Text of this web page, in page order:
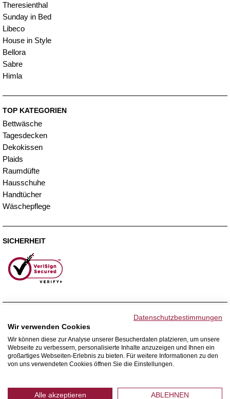
Theresienthal
Sunday in Bed
Libeco
House in Style
Bellora
Sabre
Himla
TOP KATEGORIEN
Bettwäsche
Tagesdecken
Dekokissen
Plaids
Raumdüfte
Hausschuhe
Handtücher
Wäschepflege
SICHERHEIT
WIR VERSENDEN MIT
Datenschutzbestimmungen
Wir verwenden Cookies
Wir können diese zur Analyse unserer Besucherdaten platzieren, um unsere
Webseite zu verbessern, personalisierte Inhalte anzuzeigen und Ihnen ein
großartiges Webseiten-Erlebnis zu bieten. Für weitere Informationen zu den
von uns verwendeten Cookies öffnen Sie die Einstellungen.
Alle akzeptieren ABLEHNEN